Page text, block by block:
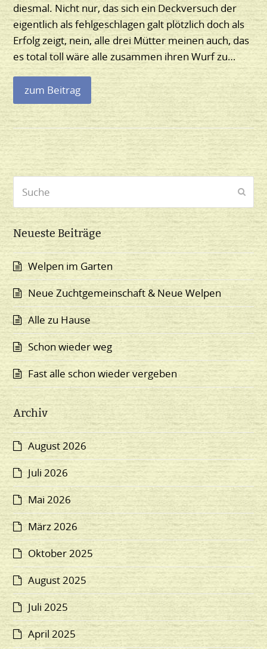
diesmal. Nicht nur, das sich ein Deckversuch der
eigentlich als fehlgeschlagen galt plötzlich doch als
Erfolg zeigt, nein, alle drei Mütter meinen auch, das
es total toll wäre alle zusammen ihren Wurf zu…
zum Beitrag
Neueste Beiträge
Welpen im Garten
Neue Zuchtgemeinschaft & Neue Welpen
Alle zu Hause
Schon wieder weg
Fast alle schon wieder vergeben
Archiv
August 2026
Juli 2026
Mai 2026
März 2026
Oktober 2025
August 2025
Juli 2025
April 2025